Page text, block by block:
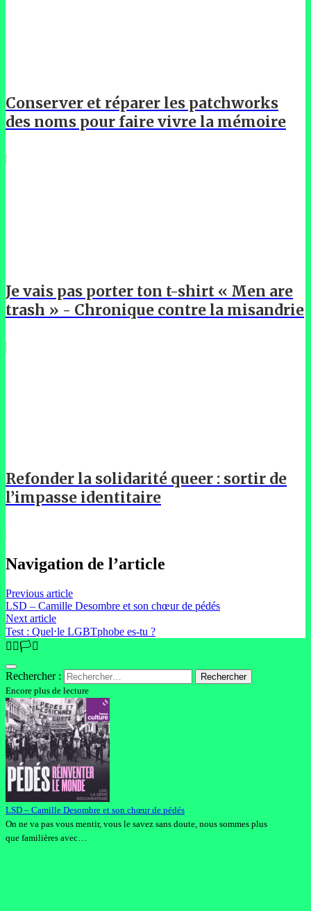
Conserver et réparer les patchworks
des noms pour faire vivre la mémoire
Je vais pas porter ton t-shirt « Men are
trash » - Chronique contre la misandrie
Refonder la solidarité queer : sortir de
l’impasse identitaire
Navigation de l’article
Previous article
LSD – Camille Desombre et son chœur de pédés
Next article
Test : Quel⋅le LGBTphobe es-tu ?
🏳️‍🌈🏳️‍⚧️
Rechercher :
Encore plus de lecture
LSD – Camille Desombre et son chœur de pédés
On ne va pas vous mentir, vous le savez sans doute, nous sommes plus
que familières avec…